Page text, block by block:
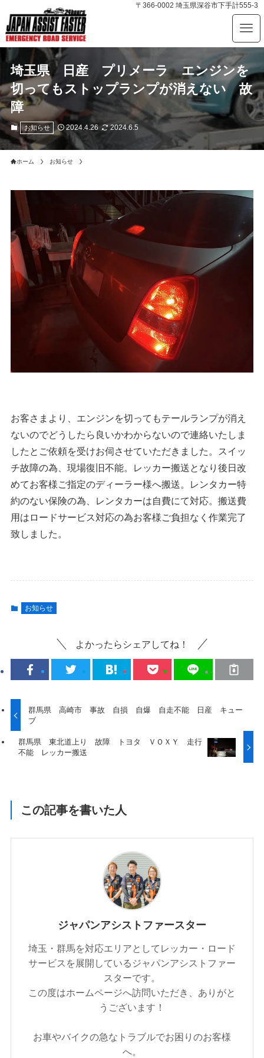
〒366-0002 埼玉県深谷市下手計555-3
埼玉県 日産 プリメーラ エンジンを
切ってもストップランプが消えない 故
障
お知らせ 2024.4.26 2024.6.5
ホーム お知らせ
お客さまより、エンジンを切ってもテールランプが消え
ないのでどうしたら良いかわからないので連絡いたしま
したとご依頼を受けお伺させていただきました。スイッ
チ故障の為、現場復旧不能。レッカー搬送となり後日改
めてお客様ご指定のディーラー様へ搬送。レンタカー特
約のない保険の為、レンタカーは自費にて対応。搬送費
用はロードサービス対応の為お客様ご負担なく作業完了
致しました。
お知らせ
よかったらシェアしてね！
群馬県 高崎市 事故 自損 自爆 自走不能 日産 キュー
ブ
群馬県 東北道上り 故障 トヨタ ＶＯＸＹ 走行
不能 レッカー搬送
この記事を書いた人
ジャパンアシストファースター
埼玉・群馬を対応エリアとしてレッカー・ロード
サービスを展開しているジャパンアシストファー
スターです。
この度はホームページへ訪問いただき、ありがと
うございます！
お車やバイクの急なトラブルでお困りのお客様
へ。